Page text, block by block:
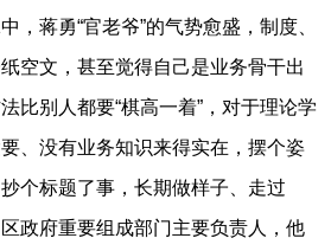
蒋勇“官老爷”的气势愈盛，制度、
空文，甚至觉得自己是业务骨干出
比别人都要“棋高一着”，对于理论学
、没有业务知识来得实在，摆个姿
个标题了事，长期做样子、走过
政府重要组成部门主要负责人，他